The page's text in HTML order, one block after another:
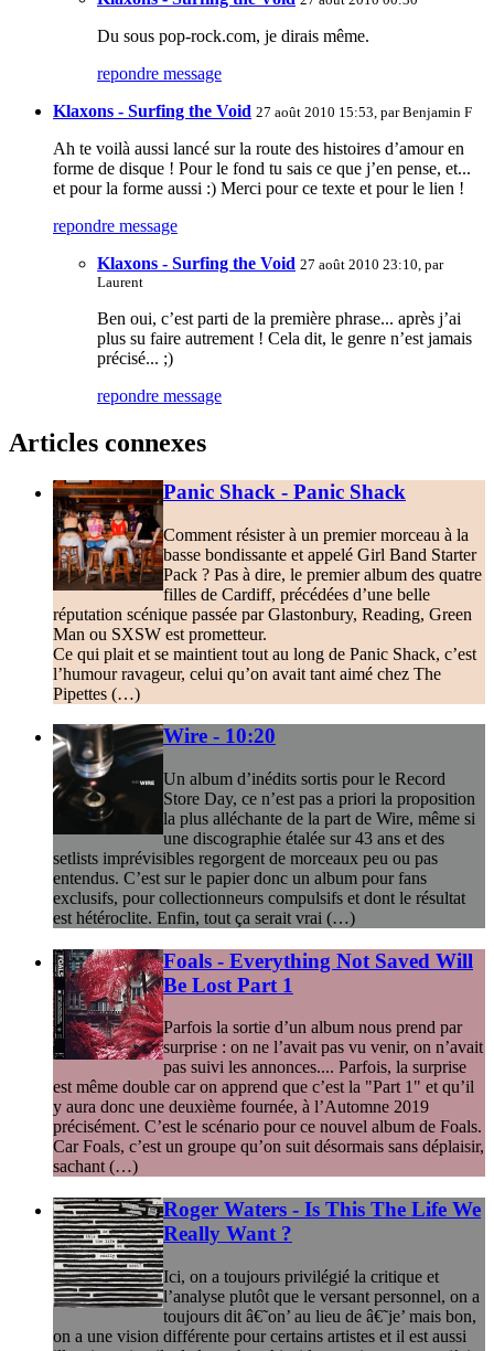
Du sous pop-rock.com, je dirais même.
repondre message
Klaxons - Surfing the Void 27 août 2010 15:53, parBenjamin F
Ah te voilà aussi lancé sur la route des histoires d’amour en
forme de disque ! Pour le fond tu sais ce que j’en pense, et...
et pour la forme aussi :) Merci pour ce texte et pour le lien !
repondre message
Klaxons - Surfing the Void 27 août 2010 23:10, par
Laurent
Ben oui, c’est parti de la première phrase... après j’ai
plus su faire autrement ! Cela dit, le genre n’est jamais
précisé... ;)
repondre message
Articles connexes
Panic Shack - Panic Shack
Comment résister à un premier morceau à la
basse bondissante et appelé Girl Band Starter
Pack ? Pas à dire, le premier album des quatre
filles de Cardiff, précédées d’une belle
réputation scénique passée par Glastonbury, Reading, Green
Man ou SXSW est prometteur.
Ce qui plait et se maintient tout au long de Panic Shack, c’est
l’humour ravageur, celui qu’on avait tant aimé chez The
Pipettes (…)
Wire - 10:20
Un album d’inédits sortis pour le Record
Store Day, ce n’est pas a priori la proposition
la plus alléchante de la part de Wire, même si
une discographie étalée sur 43 ans et des
setlists imprévisibles regorgent de morceaux peu ou pas
entendus. C’est sur le papier donc un album pour fans
exclusifs, pour collectionneurs compulsifs et dont le résultat
est hétéroclite. Enfin, tout ça serait vrai (…)
Foals - Everything Not Saved Will
Be Lost Part 1
Parfois la sortie d’un album nous prend par
surprise : on ne l’avait pas vu venir, on n’avait
pas suivi les annonces.... Parfois, la surprise
est même double car on apprend que c’est la "Part 1" et qu’il
y aura donc une deuxième fournée, à l’Automne 2019
précisément. C’est le scénario pour ce nouvel album de Foals.
Car Foals, c’est un groupe qu’on suit désormais sans déplaisir,
sachant (…)
Roger Waters - Is This The Life We
Really Want ?
Ici, on a toujours privilégié la critique et
l’analyse plutôt que le versant personnel, on a
toujours dit â€˜on’ au lieu de â€˜je’ mais bon,
on a une vision différente pour certains artistes et il est aussi